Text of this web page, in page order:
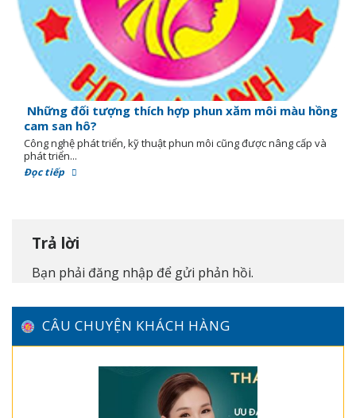
Những đối tượng thích hợp phun xăm môi màu hồng
cam san hô?
Công nghệ phát triển, kỹ thuật phun môi cũng được nâng cấp và
phát triển...
Đọc tiếp
Trả lời
Bạn phải đăng nhập để gửi phản hồi.
CÂU CHUYỆN KHÁCH HÀNG